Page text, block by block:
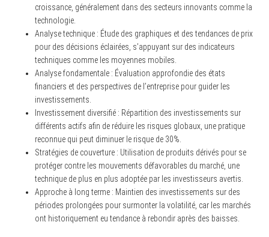
croissance, généralement dans des secteurs innovants comme la
technologie.
Analyse technique : Étude des graphiques et des tendances de prix
pour des décisions éclairées, s’appuyant sur des indicateurs
techniques comme les moyennes mobiles.
Analyse fondamentale : Évaluation approfondie des états
financiers et des perspectives de l’entreprise pour guider les
investissements.
Investissement diversifié : Répartition des investissements sur
différents actifs afin de réduire les risques globaux, une pratique
reconnue qui peut diminuer le risque de 30%.
Stratégies de couverture : Utilisation de produits dérivés pour se
protéger contre les mouvements défavorables du marché, une
technique de plus en plus adoptée par les investisseurs avertis.
Approche à long terme : Maintien des investissements sur des
périodes prolongées pour surmonter la volatilité, car les marchés
ont historiquement eu tendance à rebondir après des baisses.